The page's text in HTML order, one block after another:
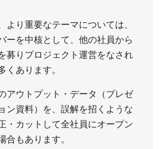
より重要なテーマについては、
ーを中核として、他の社員から
募りプロジェクト運営をなされ
くあります。
アウトプット・データ（プレゼ
ン資料）を、誤解を招くような
・カットして全社員にオープン
合もあります。